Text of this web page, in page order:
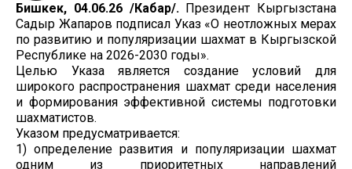
Бишкек, 04.06.26 /Кабар/.Президент Кыргызстана
Садыр Жапаров подписал Указ «О неотложных мерах
по развитию и популяризации шахмат в Кыргызской
Республике на 2026-2030 годы».
Целью Указа является создание условий для
широкого распространения шахмат среди населения
и формирования эффективной системы подготовки
шахматистов.
Указом предусматривается:
1) определение развития и популяризации шахмат
одним из приоритетных направлений